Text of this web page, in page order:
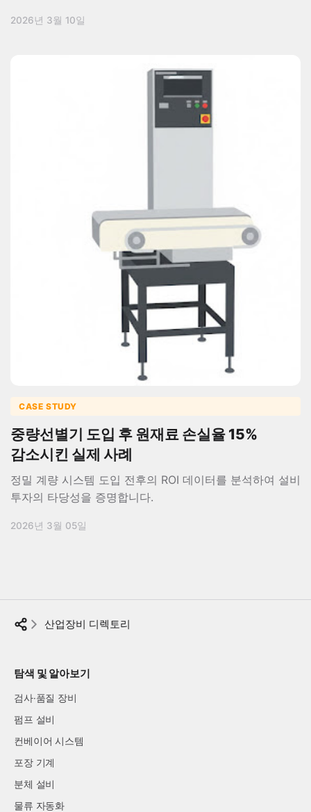
2026년 3월 10일
CASE STUDY
중량선별기 도입 후 원재료 손실율 15%
감소시킨 실제 사례
정밀 계량 시스템 도입 전후의 ROI 데이터를 분석하여 설비
투자의 타당성을 증명합니다.
2026년 3월 05일
산업장비 디렉토리
탐색 및 알아보기
검사·품질 장비
펌프 설비
컨베이어 시스템
포장 기계
분체 설비
물류 자동화